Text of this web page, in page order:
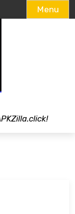
Menu